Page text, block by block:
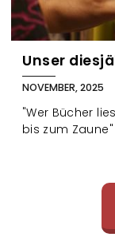
Unser
NOVEMBER, 2025
"Wer Bücher
bis zum